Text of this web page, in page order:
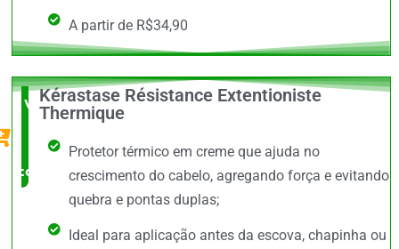
A partir de R$34,90
Vale a
Pena
comprar
Kérastase Résistance Extentioniste
Thermique
Protetor térmico em creme que ajuda no
crescimento do cabelo, agregando força e evitando
quebra e pontas duplas;
Ideal para aplicação antes da escova, chapinha ou